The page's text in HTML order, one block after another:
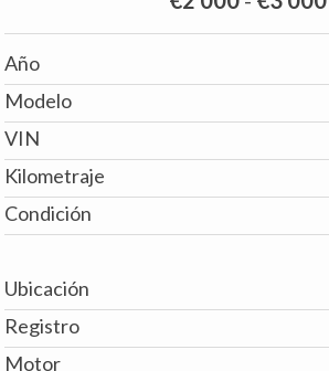
Año
Modelo
VIN
Kilometraje
Condición
Ubicación
Registro
Motor